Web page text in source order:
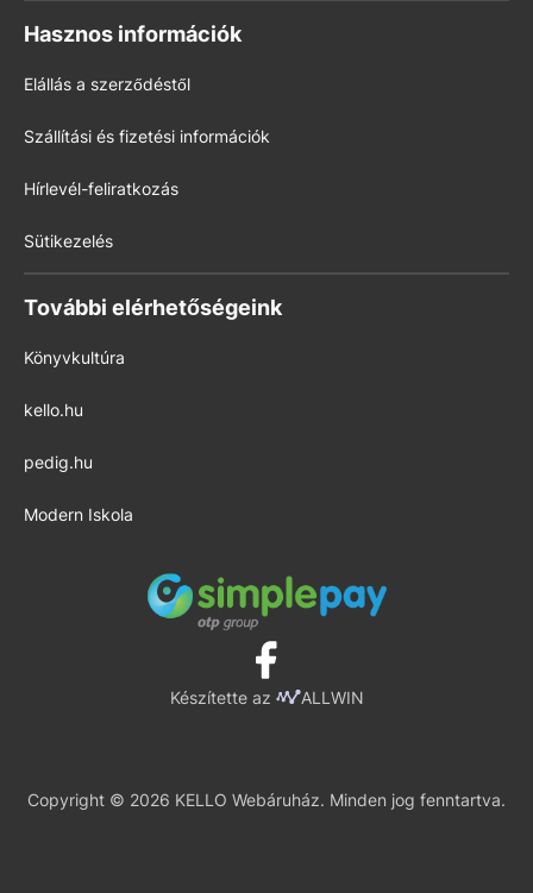
Hasznos információk
Elállás a szerződéstől
Szállítási és fizetési információk
Hírlevél-feliratkozás
Sütikezelés
További elérhetőségeink
Könyvkultúra
kello.hu
pedig.hu
Modern Iskola
Készítette az ALLWIN
Copyright © 2026 KELLO Webáruház. Minden jog fenntartva.